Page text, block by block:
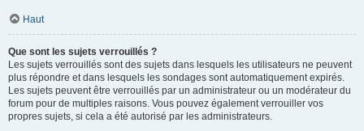
Haut
Que sont les sujets verrouillés ?
Les sujets verrouillés sont des sujets dans lesquels les utilisateurs ne peuvent
plus répondre et dans lesquels les sondages sont automatiquement expirés.
Les sujets peuvent être verrouillés par un administrateur ou un modérateur du
forum pour de multiples raisons. Vous pouvez également verrouiller vos
propres sujets, si cela a été autorisé par les administrateurs.